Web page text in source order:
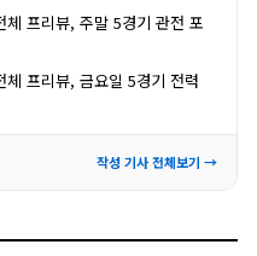
프리뷰, 주말 5경기 관전 포
프리뷰, 금요일 5경기 전력
작성 기사 전체보기 →